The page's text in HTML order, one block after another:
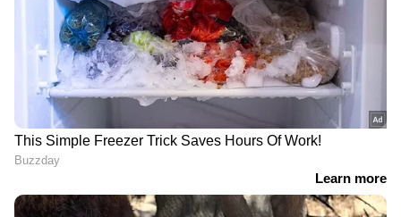
ആൻഡ്രോയ്‌ഡ് ഫോൺ തേടുന്നവർക്ക് ഗൂഗിൾ
പിക്‌സൽ 9a മികച്ച തിരഞ്ഞെടുപ്പായി
കണക്കാക്കപ്പെടുന്നു. 6.3 ഇഞ്ച് pOLED ഡിസ്പ്ലേ,
ടെൻസർ ജി4 പ്രോസസർ, 48-മെഗാപിക്‌സൽ
ക്യാമറ എന്നിവയാണ് പ്രധാന സവിശേഷതകൾ.
ഏഴ് വർഷത്തെ സോഫ്റ്റ്‌വെയർ
അപ്‌ഡേറ്റുകളും ഗൂഗിൾ ഉറപ്പുനൽകുന്നു.